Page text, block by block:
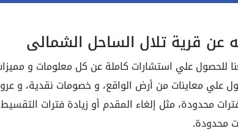
عن قرية تلال الساحل الشمالي
للحصول علي استشارات كاملة عن كل معلومات و
علي معاينات من أرض الواقع، و خصومات نقدية، و
محدودة، مثل إلغاء المقدم أو زيادة فترات
محدودة.